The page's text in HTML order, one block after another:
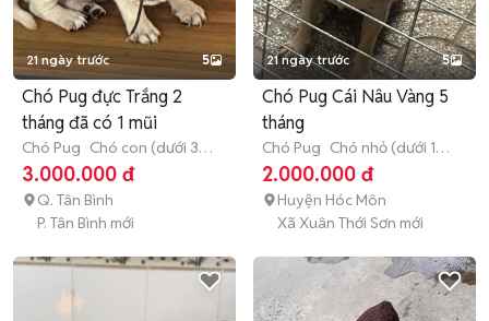
21 ngày trước 5
Chó Pug đực Trắng 2
tháng đã có 1 mũi
Chó Pug Chó con (dưới 3
tháng tuổi)
3.000.000 đ
Q. Tân Bình
P. Tân Bình mới
21 ngày trước 5
Chó Pug Cái Nâu Vàng 5
tháng
Chó Pug Chó nhỏ (dưới 1
năm tuổi)
2.000.000 đ
Huyện Hóc Môn
Xã Xuân Thới Sơn mới